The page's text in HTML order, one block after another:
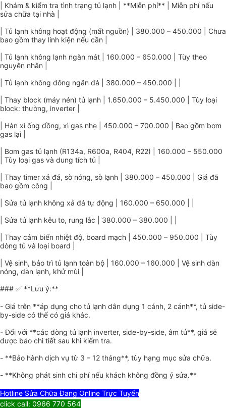
| Khám & kiểm tra tình trạng tủ lạnh | **Miễn phí** | Miễn phí nếu
sửa chữa tại nhà |
| Tủ lạnh không hoạt động (mất nguồn) | 380.000 – 450.000 | Chưa
bao gồm thay linh kiện nếu cần |
| Tủ lạnh không lạnh ngăn mát | 160.000 – 650.000 | Tùy theo
nguyên nhân |
| Tủ lạnh không đông ngăn đá | 380.000 – 450.000 | |
| Thay block (máy nén) tủ lạnh | 1.650.000 – 5.450.000 | Tùy loại
block: thường, inverter |
| Hàn xì ống đồng, xì gas nhẹ | 450.000 – 700.000 | Bao gồm bơm
gas lại |
| Bơm gas tủ lạnh (R134a, R600a, R404, R22) | 160.000 – 550.000
| Tùy loại gas và dung tích tủ |
| Thay timer xả đá, sò nóng, sò lạnh | 380.000 – 450.000 | Giá đã
bao gồm công |
| Sửa tủ lạnh không xả đá tự động | 160.000 – 650.000 | |
| Sửa tủ lạnh kêu to, rung lắc | 380.000 – 380.000 | |
| Thay cảm biến nhiệt độ, board mạch | 450.000 – 950.000 | Tùy
dòng tủ và loại board |
| Vệ sinh, bảo trì tủ lạnh toàn bộ | 160.000 – 160.000 | Vệ sinh dàn
nóng, dàn lạnh, khử mùi |
### ✅ **Lưu ý:**
- Giá trên **áp dụng cho tủ lạnh dân dụng 1 cánh, 2 cánh**, tủ side-
by-side có thể có giá khác.
- Đối với **các dòng tủ lạnh inverter, side-by-side, âm tủ**, giá sẽ
được báo chi tiết sau khi kiểm tra.
- **Bảo hành dịch vụ từ 3 – 12 tháng**, tùy hạng mục sửa chữa.
- **Không phát sinh chi phí nếu khách không đồng ý sửa.**
Hotline Sửa Chữa Đang Online Trực Tuyến
click call: 0966 770 564